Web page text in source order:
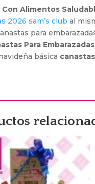
Con Alimentos
2026 sam’s club al
para
Para Embarazadas
básica